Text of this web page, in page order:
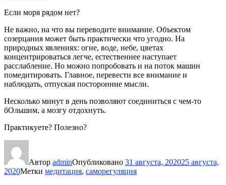
Если моря рядом нет?
Не важно, на что вы переводите внимание. Объектом
созерцания может быть практически что угодно. На
природных явлениях: огне, воде, небе, цветах
концентрироваться легче, естественнее наступает
расслабление. Но можно попробовать и на поток машин
помедитировать. Главное, перевести все внимание и
наблюдать, отпуская посторонние мысли.
Несколько минут в день позволяют соединиться с чем-то
бОльшим, а мозгу отдохнуть.
Практикуете? Полезно?
Автор adminОпубликовано 31 августа, 202025 августа,
2020Метки медитация, саморегуляция